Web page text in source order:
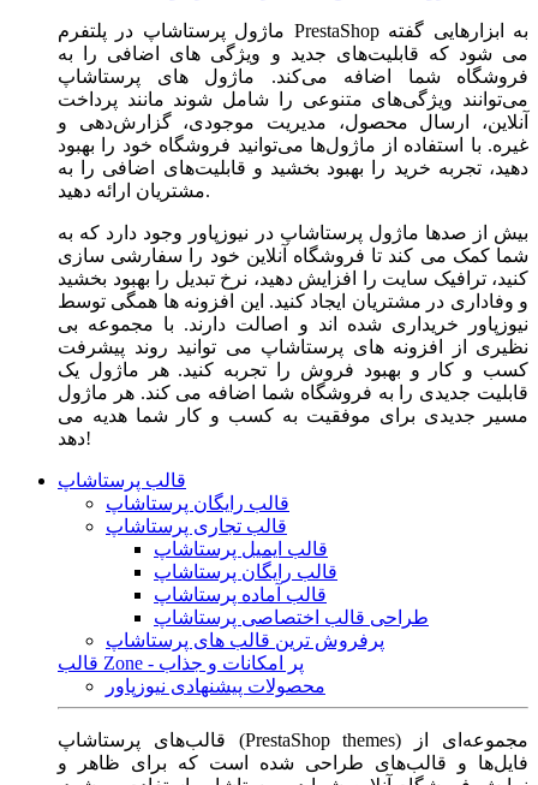
ماژول‌ پرستاشاپ در پلتفرم PrestaShop به ابزارهایی گفته
می شود که قابلیت‌های جدید و ویژگی های اضافی را به
فروشگاه شما اضافه می‌کند. ماژول های پرستاشاپ
می‌توانند ویژگی‌های متنوعی را شامل شوند مانند پرداخت
آنلاین، ارسال محصول، مدیریت موجودی، گزارش‌دهی و
غیره. با استفاده از ماژول‌ها می‌توانید فروشگاه خود را بهبود
دهید، تجربه خرید را بهبود بخشید و قابلیت‌های اضافی را به
مشتریان ارائه دهید.
بیش از صدها ماژول پرستاشاپ در نیوزپاور وجود دارد که به
شما کمک می کند تا فروشگاه آنلاین خود را سفارشی سازی
کنید، ترافیک سایت را افزایش دهید، نرخ تبدیل را بهبود بخشید
و وفاداری در مشتریان ایجاد کنید. این افزونه ها همگی توسط
نیوزپاور خریداری شده اند و اصالت دارند. با مجموعه بی
نظیری از افزونه های پرستاشاپ می توانید روند پیشرفت
کسب و کار و بهبود فروش را تجربه کنید. هر ماژول یک
قابلیت جدیدی را به فروشگاه شما اضافه می کند. هر ماژول
مسیر جدیدی برای موفقیت به کسب و کار شما هدیه می
دهد!
قالب پرستاشاپ
قالب رایگان پرستاشاپ
قالب تجاری پرستاشاپ
قالب ایمیل پرستاشاپ
قالب رایگان پرستاشاپ
قالب آماده پرستاشاپ
طراحی قالب اختصاصی پرستاشاپ
پرفروش ترین قالب های پرستاشاپ
قالب Zone - پر امکانات و جذاب
محصولات پیشنهادی نیوزپاور
قالب‌های پرستاشاپ (PrestaShop themes) مجموعه‌ای از
فایل‌ها و قالب‌های طراحی شده است که برای ظاهر و